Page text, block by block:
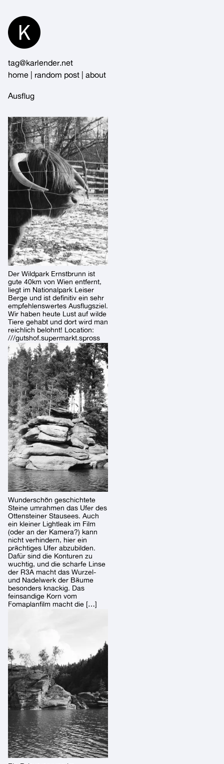
Content
tag@karlender.net
home
random post about
Ausflug
Der Wildpark Ernstbrunn ist
gute 40km von Wien entfernt,
liegt im Nationalpark Leiser
Berge und ist definitiv ein sehr
empfehlenswertes Ausflugsziel.
Wir haben heute Lust auf wilde
Tiere gehabt und dort wird man
reichlich belohnt! Location:
///gutshof.supermarkt.spross
Wunderschön geschichtete
Steine umrahmen das Ufer des
Ottensteiner Stausees. Auch
ein kleiner Lightleak im Film
(oder an der Kamera?) kann
nicht verhindern, hier ein
prächtiges Ufer abzubilden.
Dafür sind die Konturen zu
wuchtig, und die scharfe Linse
der R3A macht das Wurzel-
und Nadelwerk der Bäume
besonders knackig. Das
feinsandige Korn vom
Fomaplanfilm macht die […]